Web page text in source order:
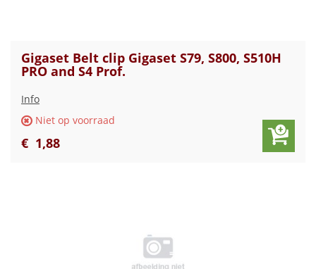
Gigaset Belt clip Gigaset S79, S800, S510H
PRO and S4 Prof.
Info
Niet op voorraad
€ 1,88